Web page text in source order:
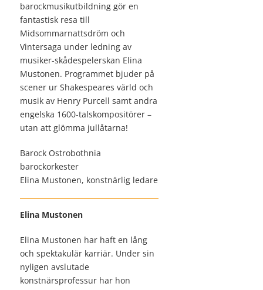
barockmusikutbildning gör en
fantastisk resa till
Midsommarnattsdröm och
Vintersaga under ledning av
musiker-skådespelerskan Elina
Mustonen. Programmet bjuder på
scener ur Shakespeares värld och
musik av Henry Purcell samt andra
engelska 1600-talskompositörer –
utan att glömma jullåtarna!
Barock Ostrobothnia
barockorkester
Elina Mustonen, konstnärlig ledare
Elina Mustonen
Elina Mustonen har haft en lång
och spektakulär karriär. Under sin
nyligen avslutade
konstnärsprofessur har hon